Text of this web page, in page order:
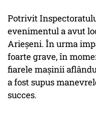
Potrivit
evenimentul a avut
Arieşeni. În urma
foarte grave, în
fiarele maşinii
a fost supus
succes.